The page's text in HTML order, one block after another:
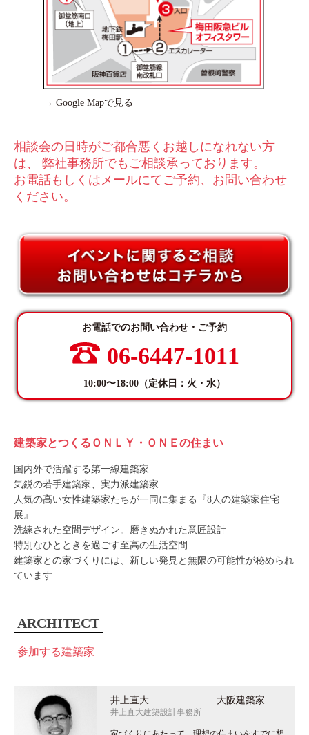
→ Google Mapで見る
相談会の⽇時がご都合悪くお越しになれない⽅
は、 弊社事務所でもご相談承っております。
お電話もしくはメールにてご予約、お問い合わせ
ください。
お電話でのお問い合わせ・ご予約
06-6447-1011
10:00〜18:00（定休日：火・水）
建築家とつくるＯＮＬＹ・ＯＮＥの住まい
国内外で活躍する第一線建築家
気鋭の若手建築家、実力派建築家
人気の高い女性建築家たちが一同に集まる『8人の建築家住宅
展』
洗練された空間デザイン。磨きぬかれた意匠設計
特別なひとときを過ごす至高の生活空間
建築家との家づくりには、新しい発見と無限の可能性が秘められ
ています
ARCHITECT
参加する建築家
井上直大 大阪建築家
井上直大建築設計事務所